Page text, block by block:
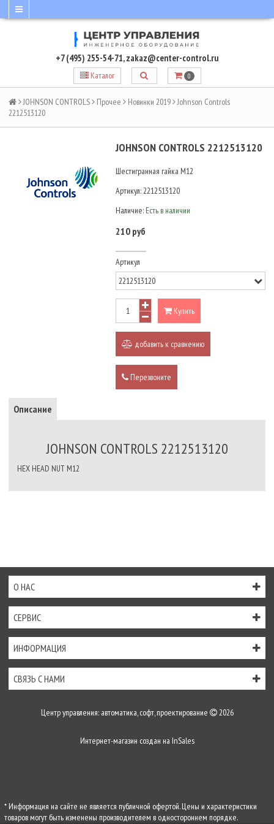
+7 (495) 255-54-71,zakaz@center-control.ru
Каталог 0
JOHNSON CONTROLS Прочее Новинки 2019
Johnson Controls
2212513120
JOHNSON CONTROLS 2212513120
Шестигранная гайка M12
Артикул:2212513120
Наличие: Есть в наличии
210 руб
Артикул
Купить
добавить к сравнению
Перезвоните
Описание
JOHNSON CONTROLS 2212513120
HEX HEAD NUT M12
О НАС
СЕРВИС
ИНФОРМАЦИЯ
СВЯЗЬ С НАМИ
Центр управления: автоматика, софт, проектирование 2026
Интернет-магазин создан на InSales
* Информация на сайте не является публичной офертой. Цены и характеристики
товаров могут быть изменены производителем в одностороннем порядке.